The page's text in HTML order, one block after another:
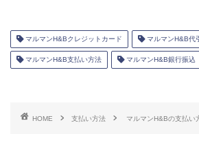
マルマンH&Bクレジットカード マルマンH&B代引
マルマンH&B支払い方法 マルマンH&B銀行振込
HOME 支払い方法 マルマンH&Bの支払い